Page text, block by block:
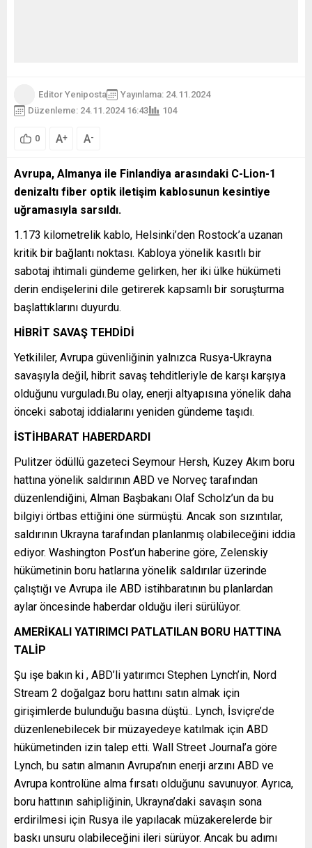
Editor Yeniposta
Yayınlama: 24.11.2024
Düzenleme: 24.11.2024 16:43
104
0 A+ A-
Avrupa, Almanya ile Finlandiya arasındaki C-Lion-1
denizaltı fiber optik iletişim kablosunun kesintiye
uğramasıyla sarsıldı.
1.173 kilometrelik kablo, Helsinki’den Rostock’a uzanan
kritik bir bağlantı noktası. Kabloya yönelik kasıtlı bir
sabotaj ihtimali gündeme gelirken, her iki ülke hükümeti
derin endişelerini dile getirerek kapsamlı bir soruşturma
başlattıklarını duyurdu.
HİBRİT SAVAŞ TEHDİDİ
Yetkililer, Avrupa güvenliğinin yalnızca Rusya-Ukrayna
savaşıyla değil, hibrit savaş tehditleriyle de karşı karşıya
olduğunu vurguladı.Bu olay, enerji altyapısına yönelik daha
önceki sabotaj iddialarını yeniden gündeme taşıdı.
İSTİHBARAT HABERDARDI
Pulitzer ödüllü gazeteci Seymour Hersh, Kuzey Akım boru
hattına yönelik saldırının ABD ve Norveç tarafından
düzenlendiğini, Alman Başbakanı Olaf Scholz’un da bu
bilgiyi örtbas ettiğini öne sürmüştü. Ancak son sızıntılar,
saldırının Ukrayna tarafından planlanmış olabileceğini iddia
ediyor. Washington Post’un haberine göre, Zelenskiy
hükümetinin boru hatlarına yönelik saldırılar üzerinde
çalıştığı ve Avrupa ile ABD istihbaratının bu planlardan
aylar öncesinde haberdar olduğu ileri sürülüyor.
AMERİKALI YATIRIMCI PATLATILAN BORU HATTINA
TALİP
Şu işe bakın ki , ABD’li yatırımcı Stephen Lynch’in, Nord
Stream 2 doğalgaz boru hattını satın almak için
girişimlerde bulunduğu basına düştü.. Lynch, İsviçre’de
düzenlenebilecek bir müzayedeye katılmak için ABD
hükümetinden izin talep etti. Wall Street Journal’a göre
Lynch, bu satın almanın Avrupa’nın enerji arzını ABD ve
Avrupa kontrolüne alma fırsatı olduğunu savunuyor. Ayrıca,
boru hattının sahipliğinin, Ukrayna’daki savaşın sona
erdirilmesi için Rusya ile yapılacak müzakerelerde bir
baskı unsuru olabileceğini ileri sürüyor. Ancak bu adımı